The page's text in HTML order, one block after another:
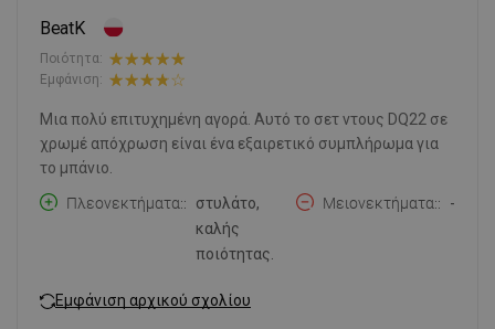
BeatK
Ποιότητα:
Εμφάνιση:
Μια πολύ επιτυχημένη αγορά. Αυτό το σετ ντους DQ22 σε
χρωμέ απόχρωση είναι ένα εξαιρετικό συμπλήρωμα για
το μπάνιο.
Πλεονεκτήματα:
στυλάτο,
καλής
ποιότητας.
Μειονεκτήματα: -
Εμφάνιση αρχικού σχολίου